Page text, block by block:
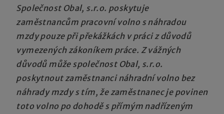
Společnost Obal, s.r.o. poskytuje
zaměstnancům pracovní volno s náhradou
mzdy pouze při překážkách v práci z důvodů
vymezených zákoníkem práce. Z vážných
důvodů může společnost Obal, s.r.o.
poskytnout zaměstnanci náhradní volno bez
náhrady mzdy s tím, že zaměstnanec je povinen
toto volno po dohodě s přímým nadřízeným